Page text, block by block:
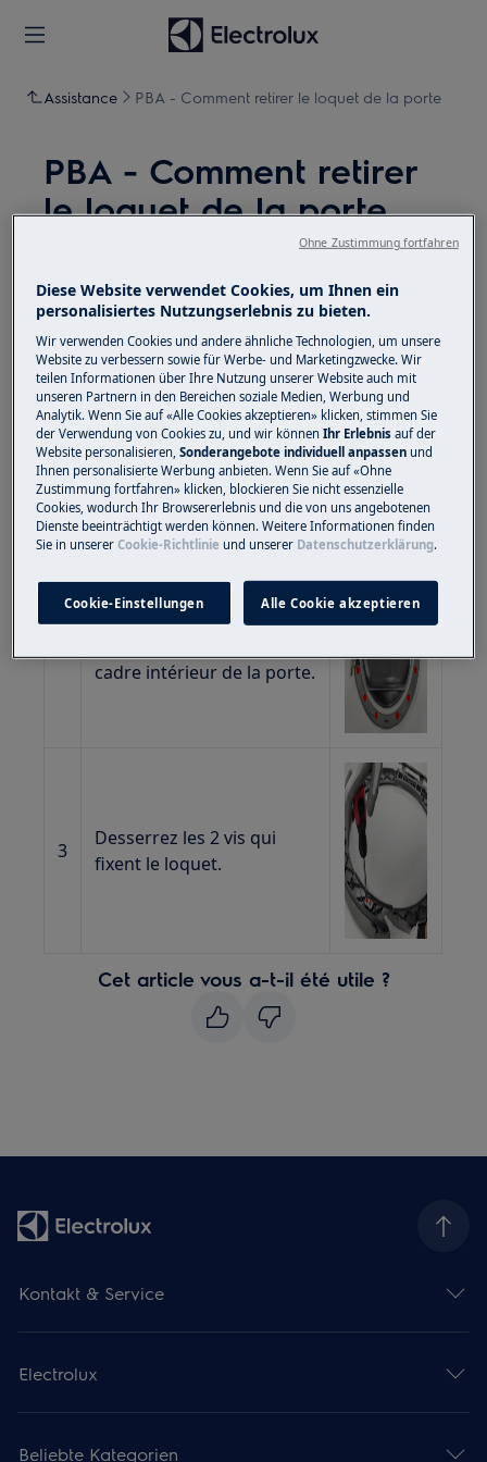
Assistance PBA - Comment retirer le loquet de la porte
PBA - Comment retirer
le loquet de la porte
1
Desserrez les vis qui le
fixent au meuble.
Dévissez les 13 vis
cadre intérieur de la porte.
3
Desserrez les 2 vis qui
fixent le loquet.
Cet article vous a-t-il été utile ?
Kontakt & Service
Electrolux
Beliebte Kategorien
Diese Website verwendet Cookies, um Ihnen ein
personalisiertes Nutzungserlebnis zu bieten.
Wir verwenden Cookies und andere ähnliche Technologien, um unsere
Website zu verbessern sowie für Werbe- und Marketingzwecke. Wir
teilen Informationen über Ihre Nutzung unserer Website auch mit
unseren Partnern in den Bereichen soziale Medien, Werbung und
Analytik. Wenn Sie auf «Alle Cookies akzeptieren» klicken, stimmen Sie
der Verwendung von Cookies zu, und wir könnenIhr Erlebnisauf der
Website personalisieren,Sonderangebote individuell anpassen und
Ihnen personalisierte Werbung anbieten. Wenn Sie auf «Ohne
Zustimmung fortfahren» klicken, blockieren Sie nicht essenzielle
Cookies, wodurch Ihr Browsererlebnis und die von uns angebotenen
Dienste beeinträchtigt werden können. Weitere Informationen finden
Sie in unsererCookie-Richtlinie und unserer Datenschutzerklärung.
Cookie-Einstellungen Alle Cookie akzeptieren
Ohne Zustimmung fortfahren